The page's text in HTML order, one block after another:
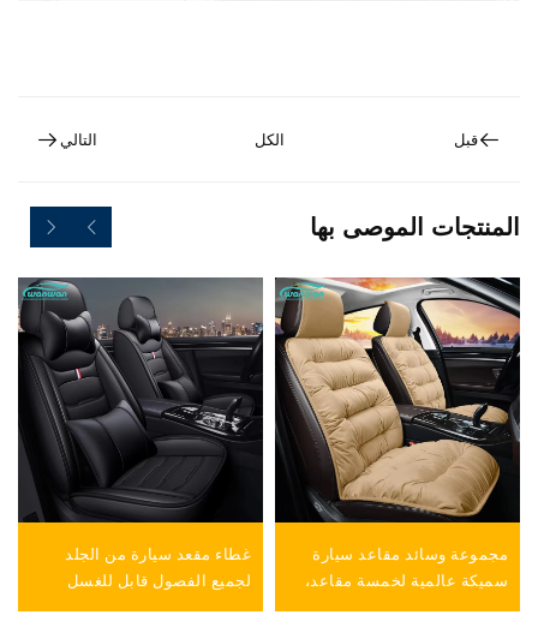
قبل الكل التالي
المنتجات الموصى بها
مجموعة وسائد مقاعد سيارة
سميكة عالمية لخمسة مقاعد،
مجموعة من ثلاث قطع لفصل
غطاء مقعد سيارة من الجلد
لجميع الفصول قابل للغسل
بدون غسل وسادة سهلة العناية